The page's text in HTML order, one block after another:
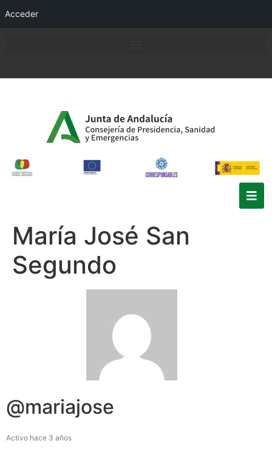
Acceder
María José San
Segundo
@mariajose
Activo hace 3 años